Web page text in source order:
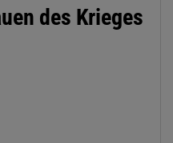
des Krieges